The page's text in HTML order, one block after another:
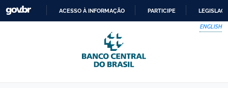
Skip to main content
PARA
O
CONTEÚDO
ACESSO À INFORMAÇÃO PARTICIPE
ENGLISH